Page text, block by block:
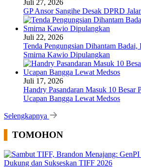
Juli 27, 2026
GP Ansor Sangihe Desak DPRD
Juli 22, 2026
Tenda Pengungsian Dihantam Badai,
Smirna Kawio Dipulangkan
Juli 17, 2026
Handry Pasandaran Masuk 10
Ucapan Bangga Lewat Medsos
Selengkapnya
TOMOHON